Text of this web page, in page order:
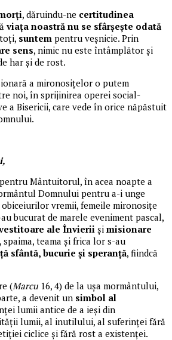
, dăruindu-ne certitudinea
viața noastră nu se sfârșește odată
suntem pentru veșnicie. Prin
sens, nimic nu este întâmplător și
har și de rost.
a mironosițelor o putem
noi, în sprijinirea operei social-
a Bisericii, care vede în orice năpăstuit
Mântuitorul, în acea noapte a
Domnului pentru a-i unge
vremii, femeile mironosițe
bucurat de marele eveniment pascal,
ale Învierii și misionare
spaima, teama și frica lor s-au
sfântă, bucurie și speranță, fiindcă
(Marcu 16, 4) de la ușa mormântului,
a devenit un simbol al
lumii antice de a ieși din
lumii, al inutilului, al suferinței fără
ciclice și fără rost a existenței.